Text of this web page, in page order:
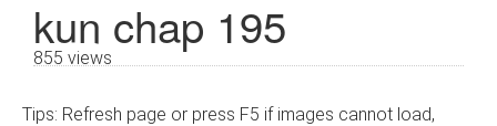
kun chap 195
855 views
Tips: Refresh page or press F5 if images cannot load,